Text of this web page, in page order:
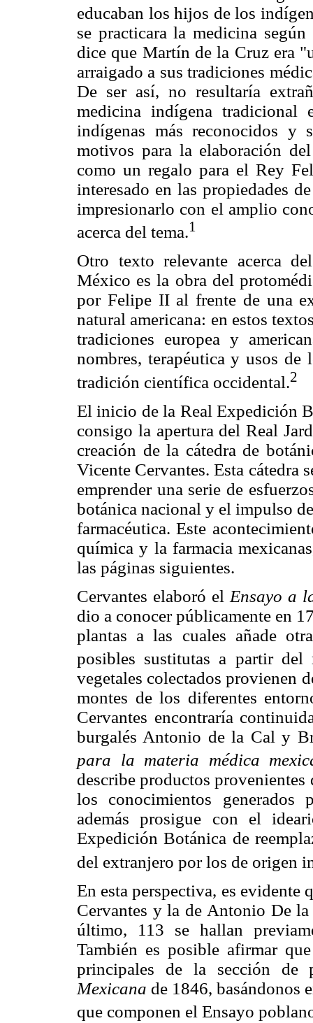
educaban los hijos de los
se practicara la medicina
dice que Martín de la Cruz era
arraigado a sus tradiciones
De ser así, no resultaría
medicina indígena tradicional
indígenas más reconocidos y
motivos para la elaboración
como un regalo para el Rey
interesado en las propiedades
impresionarlo con el amplio
acerca del tema.1
Otro texto relevante acerca
México es la obra del
por Felipe II al frente de una
natural americana: en estos
tradiciones europea y
nombres, terapéutica y usos de
tradición científica occidental.2
El inicio de la Real Expedición
consigo la apertura del Real
creación de la cátedra de
Vicente Cervantes. Esta cátedra
emprender una serie de
botánica nacional y el impulso
farmacéutica. Este
química y la farmacia
las páginas siguientes.
Cervantes elaboró el Ensayo a
dio a conocer públicamente en
plantas a las cuales añade
posibles sustitutas a partir del
vegetales colectados provienen
montes de los diferentes
Cervantes encontraría
burgalés Antonio de la Cal y
para la materia médica
describe productos provenientes
los conocimientos
además prosigue con el
Expedición Botánica de
del extranjero por los de origen
En esta perspectiva, es evidente
Cervantes y la de Antonio De
último, 113 se hallan
También es posible afirmar
principales de la sección de
Mexicana de 1846, basándonos
que componen el Ensayo